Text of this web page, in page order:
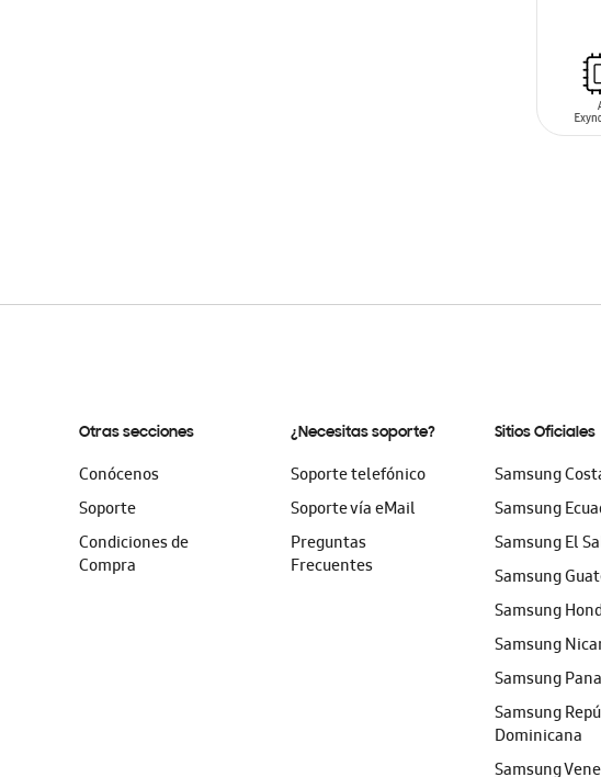
Otras secciones
Conócenos
Soporte
Condiciones de
Compra
¿Necesitas soporte?
Soporte telefónico
Soporte vía eMail
Preguntas
Frecuentes
Sitios Oficiales
Samsung
Samsung
Samsung El
Samsung
Samsung
Samsung
Samsung
Samsung
Dominicana
Samsung